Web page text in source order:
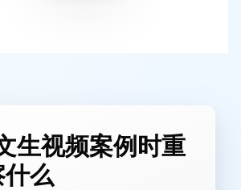
生视频案例时重
什么